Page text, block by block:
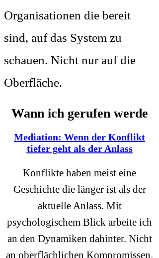
Organisationen die bereit
sind, auf das System zu
schauen. Nicht nur auf die
Oberfläche.
Wann ich gerufen werde
​Mediation: Wenn der Konflikt
tiefer geht als der Anlass
Konflikte haben meist eine
Geschichte die länger ist als der
aktuelle Anlass. Mit
psychologischem Blick arbeite ich
an den Dynamiken dahinter. Nicht
an oberflächlichen Kompromissen.